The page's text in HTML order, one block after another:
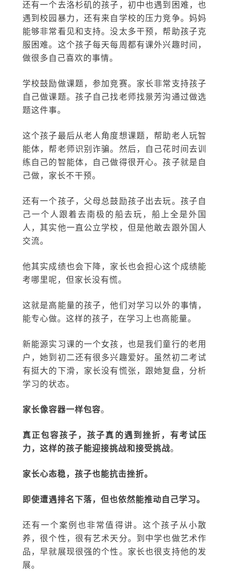
还有一个去洛杉矶的孩子，初中也遇到困难，也
遇到校园暴力，还有来自学校的压力竞争。妈妈
能够非常看见和支持。没太多干预，帮助孩子克
服困难。这个孩子每天每周都有课外兴趣时间，
做很多自己喜欢的事情。
学校鼓励做课题，参加竞赛。家长非常支持孩子
自己做课题。孩子自己找老师找景芳沟通过做选
题这件事。
这个孩子最后从老人角度想课题，帮助老人玩智
能体，帮老师识别诈骗。然后，自己花时间去训
练自己的智能体，自己做得很开心。孩子就是自
己做，家长不干预。
还有一个孩子，父母总鼓励孩子出去玩。孩子自
己一个人跟着去南极的船去玩，船上全是外国
人，其实他一直公立学校，但是他敢去跟外国人
交流。
他其实成绩也会下降，家长也会担心这个成绩能
考哪里呢，但家长没有慌。
这就是高能量的孩子，他们对学习以外的事情，
能专心做。这样的孩子，在学习上也高能量。
新能源实习课的一个女孩，也是我们童行的老用
户，她到初二还有很多兴趣爱好。虽然初二考试
有挺大的下滑，家长没有慌张，跟她复盘，分析
学习的状态。
家长像容器一样包容。
真正包容孩子，孩子真的遇到挫折，有考试压
力，这样的孩子能迎接挑战和接受挑战。
家长心态稳，孩子也能抗击挫折。
即使遭遇排名下落，但也依然能推动自己学习。
还有一个案例也非常值得讲。这个孩子从小散
养，很个性，很有艺术天分。到中学也做艺术作
品，早就展现很强的个性。家长也很支持他的发
展。